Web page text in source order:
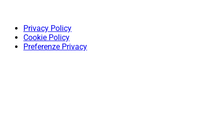
Privacy Policy
Cookie Policy
Preferenze Privacy